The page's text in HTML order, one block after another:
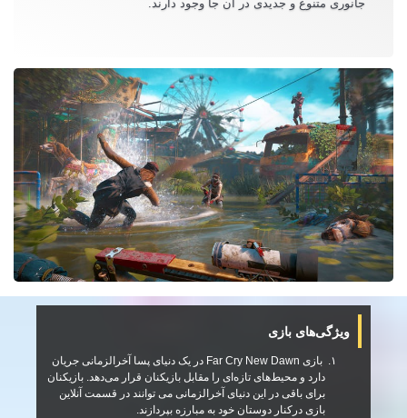
جانوری متنوع و جدیدی در ان جا وجود دارند.
ویژگی‌های بازی
بازی Far Cry New Dawn در یک دنیای پسا آخرالزمانی جریان
دارد و محیط‌های تازه‌ای را مقابل بازیکنان قرار می‌دهد. بازیکنان
برای باقی در این دنیای آخرالزمانی می توانند در قسمت آنلاین
بازی درکنار دوستان خود به مبارزه بپردازند.